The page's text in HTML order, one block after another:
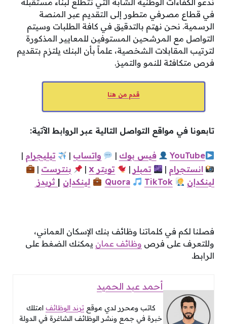
ندعو الكفاءات الوطنية الشابة التي تتطلع لبناء مستقبله
في قطاع مصرفي متطور إلى التقديم عبر المنصة
الرسمية. نحن نهتم بالتدقيق في كافة الطلبات وسيتم
التواصل مع المرشحين المستوفين للمعايير المذكورة
لترتيب المقابلات الشخصية، علماً بأن البنك يلتزم بتقديم
فرص متكافئة للنمو والتميز.
قدم من هنا
تابعونا في مواقع التواصل التالية عبر الروابط الآتية:
YouTube فيس بوك | واتساب | تيليجرام |
انستجرام | تمبلر | تويتر x
| بنترست |
لينكدإن
Quora TikTok لينكدإن | ثريدز
فصلنا لكم في كلماتنا وظائف بنك الإسكان العماني،
وللتعرف على فرص وظائف عمان يمكنك الضغط على
الرابط.
أحمد عبد الحميد
كاتب ومحرر لدي موقع ترند الوظائف امتلك
خبرة في جمع ونشر الوظائف الشاغرة في الدولة